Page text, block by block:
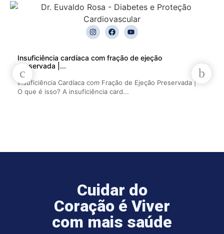
Insuficiência cardíaca com fração de ejeção
preservada |...
Insuficiência Cardíaca com Fração de Ejeção Preservada |
O que é isso? A insuficiência card...
Cuidar do
Coração é Viver
com mais saúde